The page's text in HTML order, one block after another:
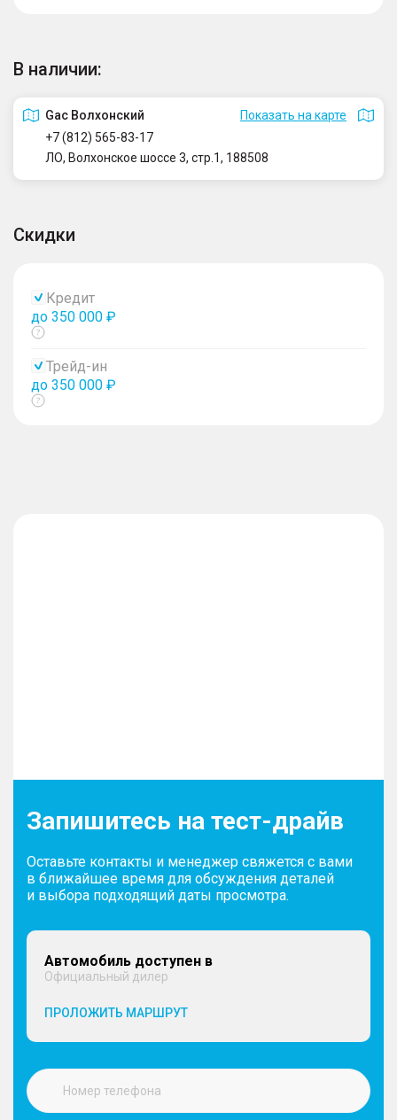
В наличии:
Gac Волхонский
Показать на карте
+7 (812) 565-83-17
ЛО, Волхонское шоссе 3, стр.1, 188508
Скидки
Кредит
до 350 000 ₽
Показать
Трейд-ин
до 350 000 ₽
Показать
Запишитесь на тест-драйв
Оставьте контакты и менеджер свяжется с вами
в ближайшее время для обсуждения деталей
и выбора подходящий даты просмотра.
Автомобиль доступен в
Официальный дилер
ПРОЛОЖИТЬ МАРШРУТ